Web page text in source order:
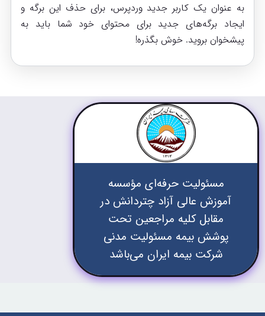
به عنوان یک کاربر جدید وردپرس، برای حذف این برگه و
ایجاد برگه‌های جدید برای محتوای خود شما باید به
پیشخوان بروید. خوش بگذره!
مسئولیت حرفه‌ای مؤسسه
آموزش عالی آزاد چتردانش در
مقابل کلیه مراجعین تحت
پوشش بیمه مسئولیت مدنی
شرکت بیمه ایران می‌باشد